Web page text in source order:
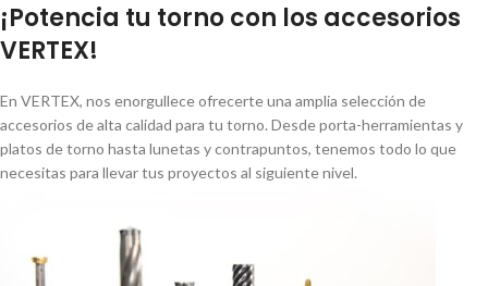
¡Potencia tu torno con los accesorios
VERTEX!
En VERTEX, nos enorgullece ofrecerte una amplia selección de
accesorios de alta calidad para tu torno. Desde porta-herramientas y
platos de torno hasta lunetas y contrapuntos, tenemos todo lo que
necesitas para llevar tus proyectos al siguiente nivel.